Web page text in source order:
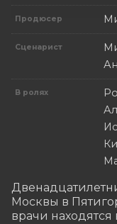
Продюсер
Сценарист
В ролях
Москвы в
врачи